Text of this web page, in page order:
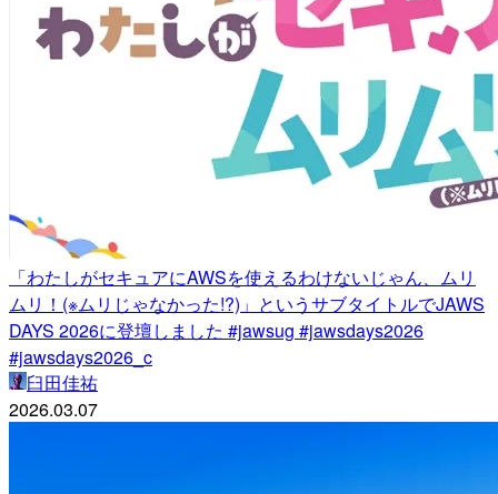
「わたしがセキュアにAWSを使えるわけないじゃん、ムリ
ムリ！(※ムリじゃなかった!?)」というサブタイトルでJAWS
DAYS 2026に登壇しました #jawsug #jawsdays2026
#jawsdays2026_c
臼田佳祐
2026.03.07